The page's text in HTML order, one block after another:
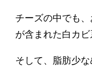
チーズの中でも
が含まれた白カビ
そして、脂肪少